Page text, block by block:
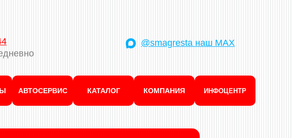
@smagresta наш MAX
АВТОСЕРВИС КАТАЛОГ КОМПАНИЯ ИНФОЦЕНТР